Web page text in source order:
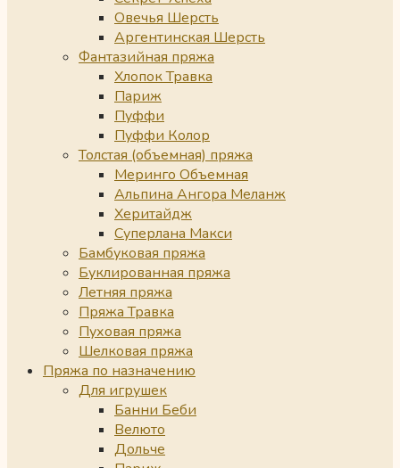
Овечья Шерсть
Аргентинская Шерсть
Фантазийная пряжа
Хлопок Травка
Париж
Пуффи
Пуффи Колор
Толстая (объемная) пряжа
Меринго Объемная
Альпина Ангора Меланж
Херитайдж
Суперлана Макси
Бамбуковая пряжа
Буклированная пряжа
Летняя пряжа
Пряжа Травка
Пуховая пряжа
Шелковая пряжа
Пряжа по назначению
Для игрушек
Банни Беби
Велюто
Дольче